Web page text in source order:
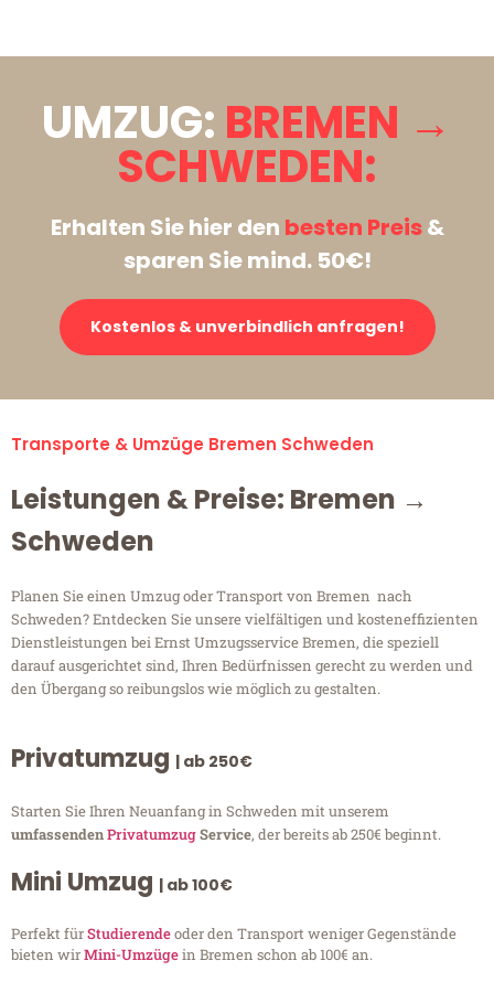
UMZUG: BREMEN →
SCHWEDEN:
Erhalten Sie hier den besten Preis&
sparen Sie mind. 50€!
Kostenlos & unverbindlich anfragen!
Transporte & Umzüge Bremen Schweden
Leistungen & Preise: Bremen →
Schweden
Planen Sie einen Umzug oder Transport von Bremen nach
Schweden? Entdecken Sie unsere vielfältigen und kosteneffizienten
Dienstleistungen bei Ernst Umzugsservice Bremen, die speziell
darauf ausgerichtet sind, Ihren Bedürfnissen gerecht zu werden und
den Übergang so reibungslos wie möglich zu gestalten.
Privatumzug | ab 250€
Starten Sie Ihren Neuanfang in Schweden mit unserem
umfassendenPrivatumzugService, der bereits ab 250€ beginnt.
Mini Umzug | ab 100€
Perfekt fürStudierendeoder den Transport weniger Gegenstände
bieten wirMini-Umzügein Bremen schon ab 100€ an.